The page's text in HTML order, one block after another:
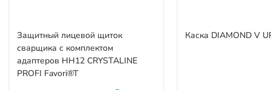
Защитный лицевой щиток
сварщика с комплектом
адаптеров НН12 CRYSTALINE
PROFI Favori®T
Каска DIAMOND V